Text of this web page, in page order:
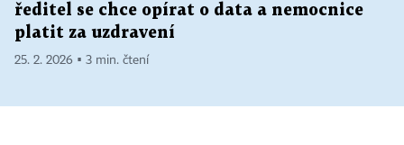
ředitel se chce opírat o data a nemocnice
platit za uzdravení
25. 2. 2026 ▪ 3 min. čtení